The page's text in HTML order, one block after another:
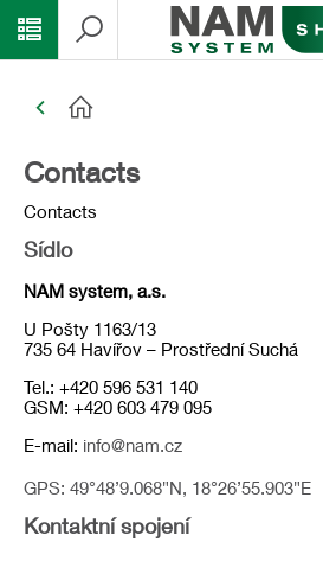
Contacts
Contacts
Sídlo
NAM system, a.s.
U Pošty 1163/13
735 64 Havířov – Prostřední Suchá
Tel.: +420 596 531 140
GSM: +420 603 479 095
E-mail: info@nam.cz
GPS: 49°48’9.068″N, 18°26’55.903″E
Kontaktní spojení